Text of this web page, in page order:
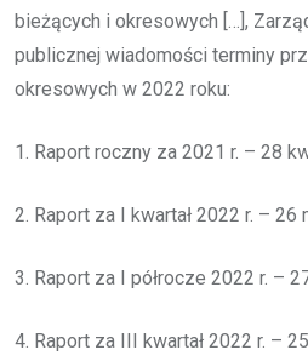
bieżących i okresowych […],
publicznej wiadomości terminy
okresowych w 2022 roku:
1. Raport roczny za 2021 r. – 28
2. Raport za I kwartał 2022 r. – 26
3. Raport za I półrocze 2022 r. –
4. Raport za III kwartał 2022 r. –